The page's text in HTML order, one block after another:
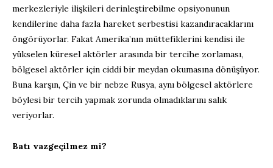
merkezleriyle ilişkileri derinleştirebilme opsiyonunun
kendilerine daha fazla hareket serbestisi kazandıracaklarını
öngörüyorlar. Fakat Amerika’nın müttefiklerini kendisi ile
yükselen küresel aktörler arasında bir tercihe zorlaması,
bölgesel aktörler için ciddi bir meydan okumasına dönüşüyor.
Buna karşın, Çin ve bir nebze Rusya, aynı bölgesel aktörlere
böylesi bir tercih yapmak zorunda olmadıklarını salık
veriyorlar.
Batı vazgeçilmez mi?